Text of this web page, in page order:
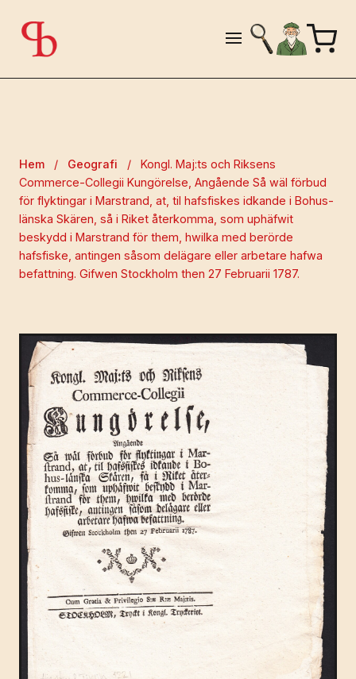
Hem / Geografi /
Kongl. Maj:ts och Riksens
Commerce-Collegii Kungörelse, Angående Så wäl förbud
för flyktingar i Marstrand, at, til hafsfiskes idkande i Bohus-
länska Skären, så i Riket återkomma, som uphäfwit
beskydd i Marstrand för them, hwilka med berörde
hafsfiske, antingen såsom delägare eller arbetare hafwa
befattning. Gifwen Stockholm then 27 Februarii 1787.